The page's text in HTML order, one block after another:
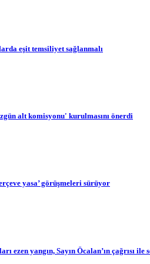
eşit temsiliyet sağlanmalı
alt komisyonu' kurulmasını önerdi
yasa’ görüşmeleri sürüyor
ezen yangın, Sayın Öcalan’ın çağrısı ile